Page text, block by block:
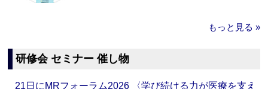
もっと見る »
研修会 セミナー 催し物
21日にMRフォーラム2026 〈学び続ける力が医療を支え